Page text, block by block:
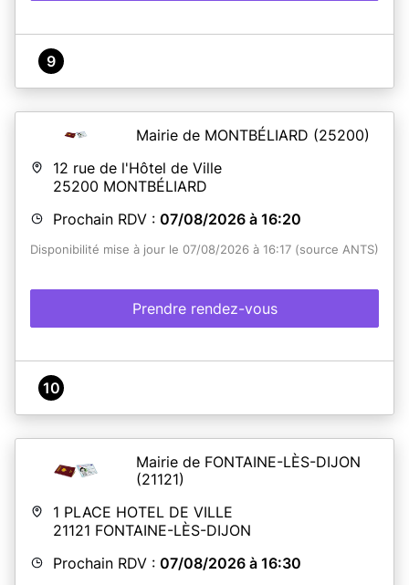
9
Mairie de MONTBÉLIARD (25200)
12 rue de l'Hôtel de Ville
25200 MONTBÉLIARD
Prochain RDV : 07/08/2026 à 16:20
Disponibilité mise à jour le 07/08/2026 à 16:17 (source ANTS)
Prendre rendez-vous
10
Mairie de FONTAINE-LÈS-DIJON
(21121)
1 PLACE HOTEL DE VILLE
21121 FONTAINE-LÈS-DIJON
Prochain RDV : 07/08/2026 à 16:30